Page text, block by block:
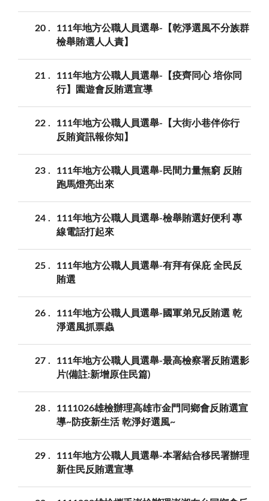
20
111年地方公職人員選舉-【乾淨選風不分族群
檢舉賄選人人責】
21
111年地方公職人員選舉-【疫齊同心 培你同
行】園遊會反賄選宣導
22
111年地方公職人員選舉-【大街小巷伴你行
反賄資訊報你知】
23
111年地方公職人員選舉-民間力量無窮 反賄
跑馬燈亮出來
24
111年地方公職人員選舉-檢舉賄選好便利 專
線電話打起來
25
111年地方公職人員選舉-有拜有保庇 全民反
賄選
26
111年地方公職人員選舉-國軍弟兄反賄選 乾
淨選風抓票蟲
27
111年地方公職人員選舉-最高檢察署反賄選影
片(備註:新增原住民篇)
28
1111026雄檢辦理高雄市金門同鄉會反賄選宣
導~防疫新生活 乾淨好選風~
29
111年地方公職人員選舉-本署結合移民署辦理
新住民反賄選宣導